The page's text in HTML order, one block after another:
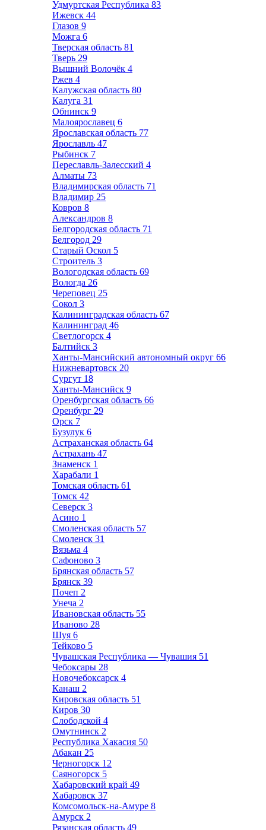
Удмуртская Республика 83
Ижевск 44
Глазов 9
Можга 6
Тверская область 81
Тверь 29
Вышний Волочёк 4
Ржев 4
Калужская область 80
Калуга 31
Обнинск 9
Малоярославец 6
Ярославская область 77
Ярославль 47
Рыбинск 7
Переславль-Залесский 4
Алматы 73
Владимирская область 71
Владимир 25
Ковров 8
Александров 8
Белгородская область 71
Белгород 29
Старый Оскол 5
Строитель 3
Вологодская область 69
Вологда 26
Череповец 25
Сокол 3
Калининградская область 67
Калининград 46
Светлогорск 4
Балтийск 3
Ханты-Мансийский автономный округ 66
Нижневартовск 20
Сургут 18
Ханты-Мансийск 9
Оренбургская область 66
Оренбург 29
Орск 7
Бузулук 6
Астраханская область 64
Астрахань 47
Знаменск 1
Харабали 1
Томская область 61
Томск 42
Северск 3
Асино 1
Смоленская область 57
Смоленск 31
Вязьма 4
Сафоново 3
Брянская область 57
Брянск 39
Почеп 2
Унеча 2
Ивановская область 55
Иваново 28
Шуя 6
Тейково 5
Чувашская Республика — Чувашия 51
Чебоксары 28
Новочебоксарск 4
Канаш 2
Кировская область 51
Киров 30
Слободской 4
Омутнинск 2
Республика Хакасия 50
Абакан 25
Черногорск 12
Саяногорск 5
Хабаровский край 49
Хабаровск 37
Комсомольск-на-Амуре 8
Амурск 2
Рязанская область 49